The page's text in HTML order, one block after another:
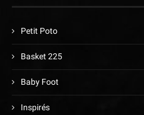
Petit Poto
Basket 225
Baby Foot
Inspirés